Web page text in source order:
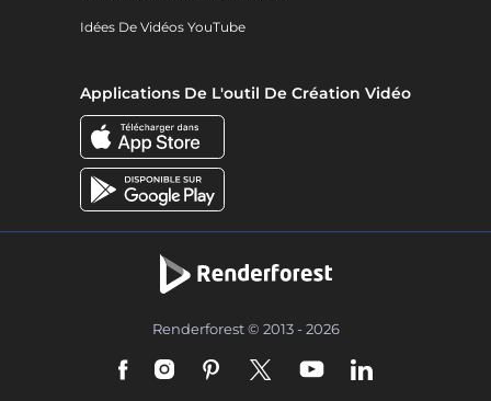
Idées De Vidéos YouTube
Applications De L'outil De Création Vidéo
Renderforest © 2013 - 2026